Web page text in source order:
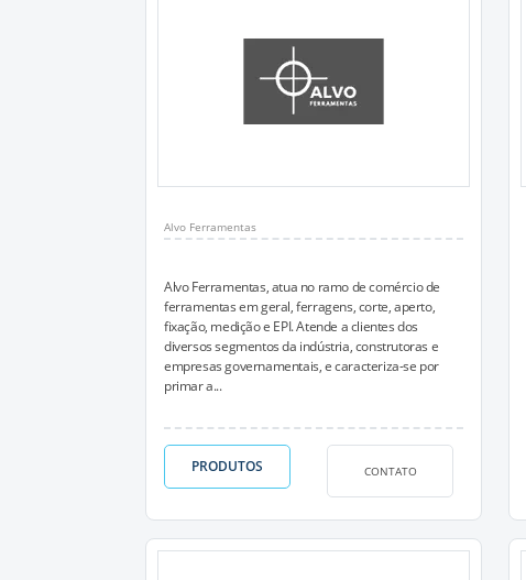
Alvo Ferramentas
Alvo Ferramentas, atua no ramo de comércio de
ferramentas em geral, ferragens, corte, aperto,
fixação, medição e EPI. Atende a clientes dos
diversos segmentos da indústria, construtoras e
empresas governamentais, e caracteriza-se por
primar a...
PRODUTOS CONTATO